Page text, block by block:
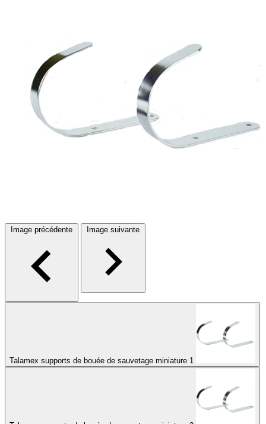
Image précédente Image suivante
Talamex supports de bouée de sauvetage miniature 1